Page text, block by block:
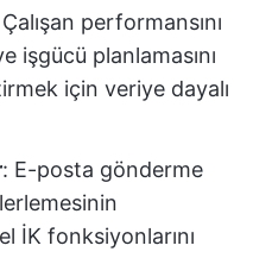
performansını
işgücü planlamasını
için veriye dayalı
: E-posta gönderme
İK fonksiyonlarını